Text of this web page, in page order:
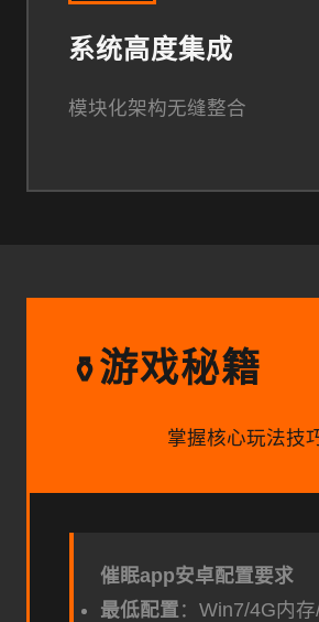
系统高度集成
模块化架构无缝整合
⚱️游戏秘籍
掌握核心玩法技
催眠app安卓配置要求
​最低配置​ ：Win7/4G内存